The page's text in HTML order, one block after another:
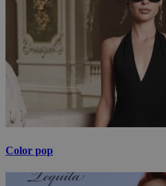
Color pop